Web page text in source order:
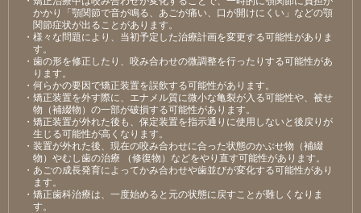
かかり「顎関節で音が鳴る、あごが痛い、口が開けにくい」などの顎
関節症状が出ることがあります。
・様々な問題により、当初予定した治療計画を変更する可能性がありま
す。
・歯の形を修正したり、咬み合わせの微調整を行ったりする可能性があ
ります。
・何らかの要因で矯正装置を誤飲する可能性があります。
・矯正装置を外す際に、エナメル質に微小な亀裂が入る可能性や、被せ
物（補綴物）の一部が破損する可能性があります。
・矯正装置が外れた後も、保定装置を指示通りに使用しないと後戻りが
生じる可能性が高くなります。
・装置が外れた後、現在の咬み合わせに合った状態のかぶせ物（補綴
物）やむし歯の治療 （修復物）などをやり直す可能性があります。
・あごの成長発育によってかみ合わせや歯並びが変化する可能性があり
ます。
・矯正歯科治療は、一度始めると元の状態に戻すことが難しくなりま
す。